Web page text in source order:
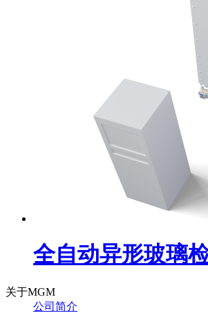
全自动异形玻璃
关于MGM
公司简介